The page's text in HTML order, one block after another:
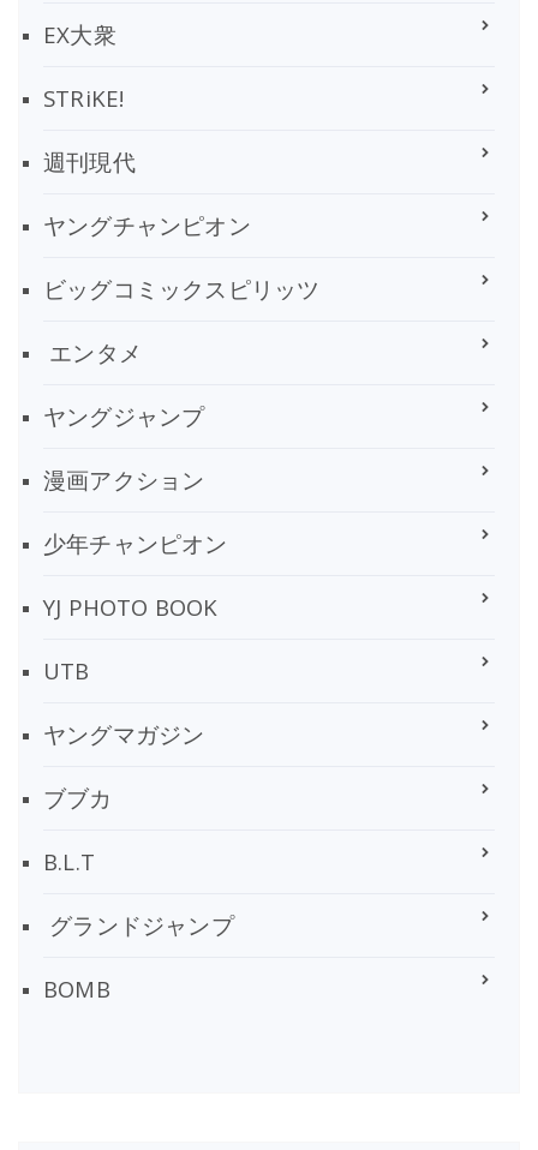
EX大衆
STRiKE!
週刊現代
ヤングチャンピオン
ビッグコミックスピリッツ
エンタメ
ヤングジャンプ
漫画アクション
少年チャンピオン
YJ PHOTO BOOK
UTB
ヤングマガジン
ブブカ
B.L.T
グランドジャンプ
BOMB